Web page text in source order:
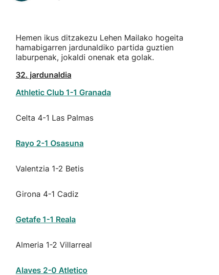
Hemen ikus ditzakezu Lehen Mailako hogeita
hamabigarren jardunaldiko partida guztien
laburpenak, jokaldi onenak eta golak.
32. jardunaldia
Athletic Club 1-1 Granada
Celta 4-1 Las Palmas
Rayo 2-1 Osasuna
Valentzia 1-2 Betis
Girona 4-1 Cadiz
Getafe 1-1 Reala
Almeria 1-2 Villarreal
Alaves 2-0 Atletico